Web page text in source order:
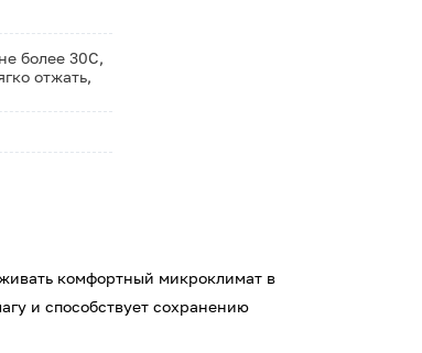
более 30С,
отжать,
комфортный микроклимат в
и способствует сохранению